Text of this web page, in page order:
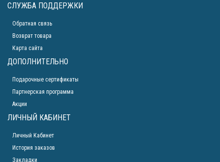
СЛУЖБА ПОДДЕРЖКИ
Обратная связь
Возврат товара
Карта сайта
ДОПОЛНИТЕЛЬНО
Подарочные сертификаты
Партнерская программа
Акции
ЛИЧНЫЙ КАБИНЕТ
Личный Кабинет
История заказов
Закладки